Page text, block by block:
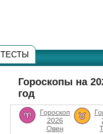
ТЕСТЫ
Гороскопы на
год
Гороскоп
2026
Овен